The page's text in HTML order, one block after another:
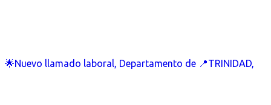
🌟Nuevo llamado laboral, Departamento de 📍TRINIDAD,